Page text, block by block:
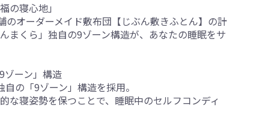
の寝心地」
のオーダーメイド敷布団【じぶん敷きふとん】の計
まくら」独自の9ゾーン構造が、あなたの睡眠をサ
ーン」構造
の「9ゾーン」構造を採用。
な寝姿勢を保つことで、睡眠中のセルフコンディ